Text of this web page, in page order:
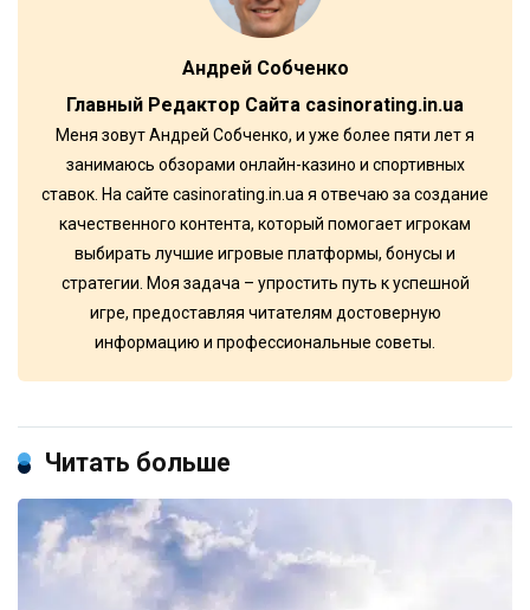
Андрей Собченко
Главный Редактор Сайта casinorating.in.ua
Меня зовут Андрей Собченко, и уже более пяти лет я
занимаюсь обзорами онлайн-казино и спортивных
ставок. На сайте casinorating.in.ua я отвечаю за создание
качественного контента, который помогает игрокам
выбирать лучшие игровые платформы, бонусы и
стратегии. Моя задача – упростить путь к успешной
игре, предоставляя читателям достоверную
информацию и профессиональные советы.
Читать больше